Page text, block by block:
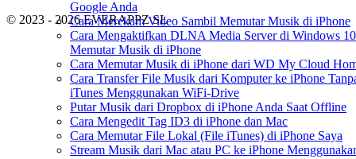
Google Anda
Cara Merekam Video Sambil Memutar Musik di iPhone
Cara Mengaktifkan DLNA Media Server di Windows
Memutar Musik di iPhone
Cara Memutar Musik di iPhone dari WD My Cloud
Cara Transfer File Musik dari Komputer ke iPhone
iTunes Menggunakan WiFi-Drive
Putar Musik dari Dropbox di iPhone Anda Saat Offline
Cara Mengedit Tag ID3 di iPhone dan Mac
Cara Memutar File Lokal (File iTunes) di iPhone Saya
Stream Musik dari Mac atau PC ke iPhone
© 2023 - 2026 EVERAPPZ SL